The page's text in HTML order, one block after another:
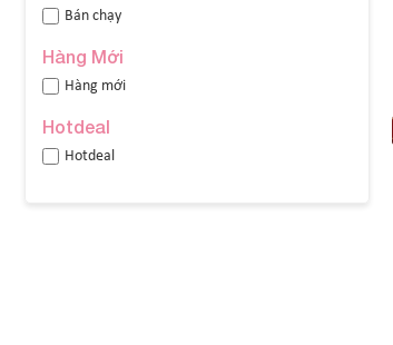
Bán chạy
Hàng Mới
Hàng mới
Hotdeal
Hotdeal